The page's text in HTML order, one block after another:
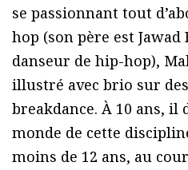
se passionnant tout
hop (son père est
danseur de hip-hop),
illustré avec brio sur
breakdance. À 10 ans,
monde de cette
moins de 12 ans, au